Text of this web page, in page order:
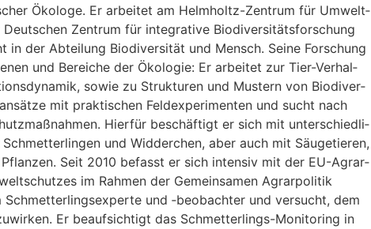
Öko­lo­ge. Er arbei­tet am Helm­holtz-Zen­trum für Umwelt­
Zen­trum für inte­gra­ti­ve Bio­di­ver­si­täts­for­schung
in der Abtei­lung Bio­di­ver­si­tät und Mensch. Sei­ne For­schung
und Berei­che der Öko­lo­gie: Er arbei­tet zur Tier-Ver­hal­
sowie zu Struk­tu­ren und Mus­tern von Bio­di­ver­
mit prak­ti­schen Feld­ex­pe­ri­men­ten und sucht nach
Hier­für beschäf­tigt er sich mit unter­schied­li­
und Wid­der­chen, aber auch mit Säu­ge­tie­ren,
Seit 2010 befasst er sich inten­siv mit der EU-Agrar­
im Rah­men der Gemein­sa­men Agrar­po­li­tik
Schmet­ter­lings­exper­te und ‑beob­ach­ter und ver­sucht, dem
Er beauf­sich­tigt das Schmet­ter­lings-Moni­to­ring in